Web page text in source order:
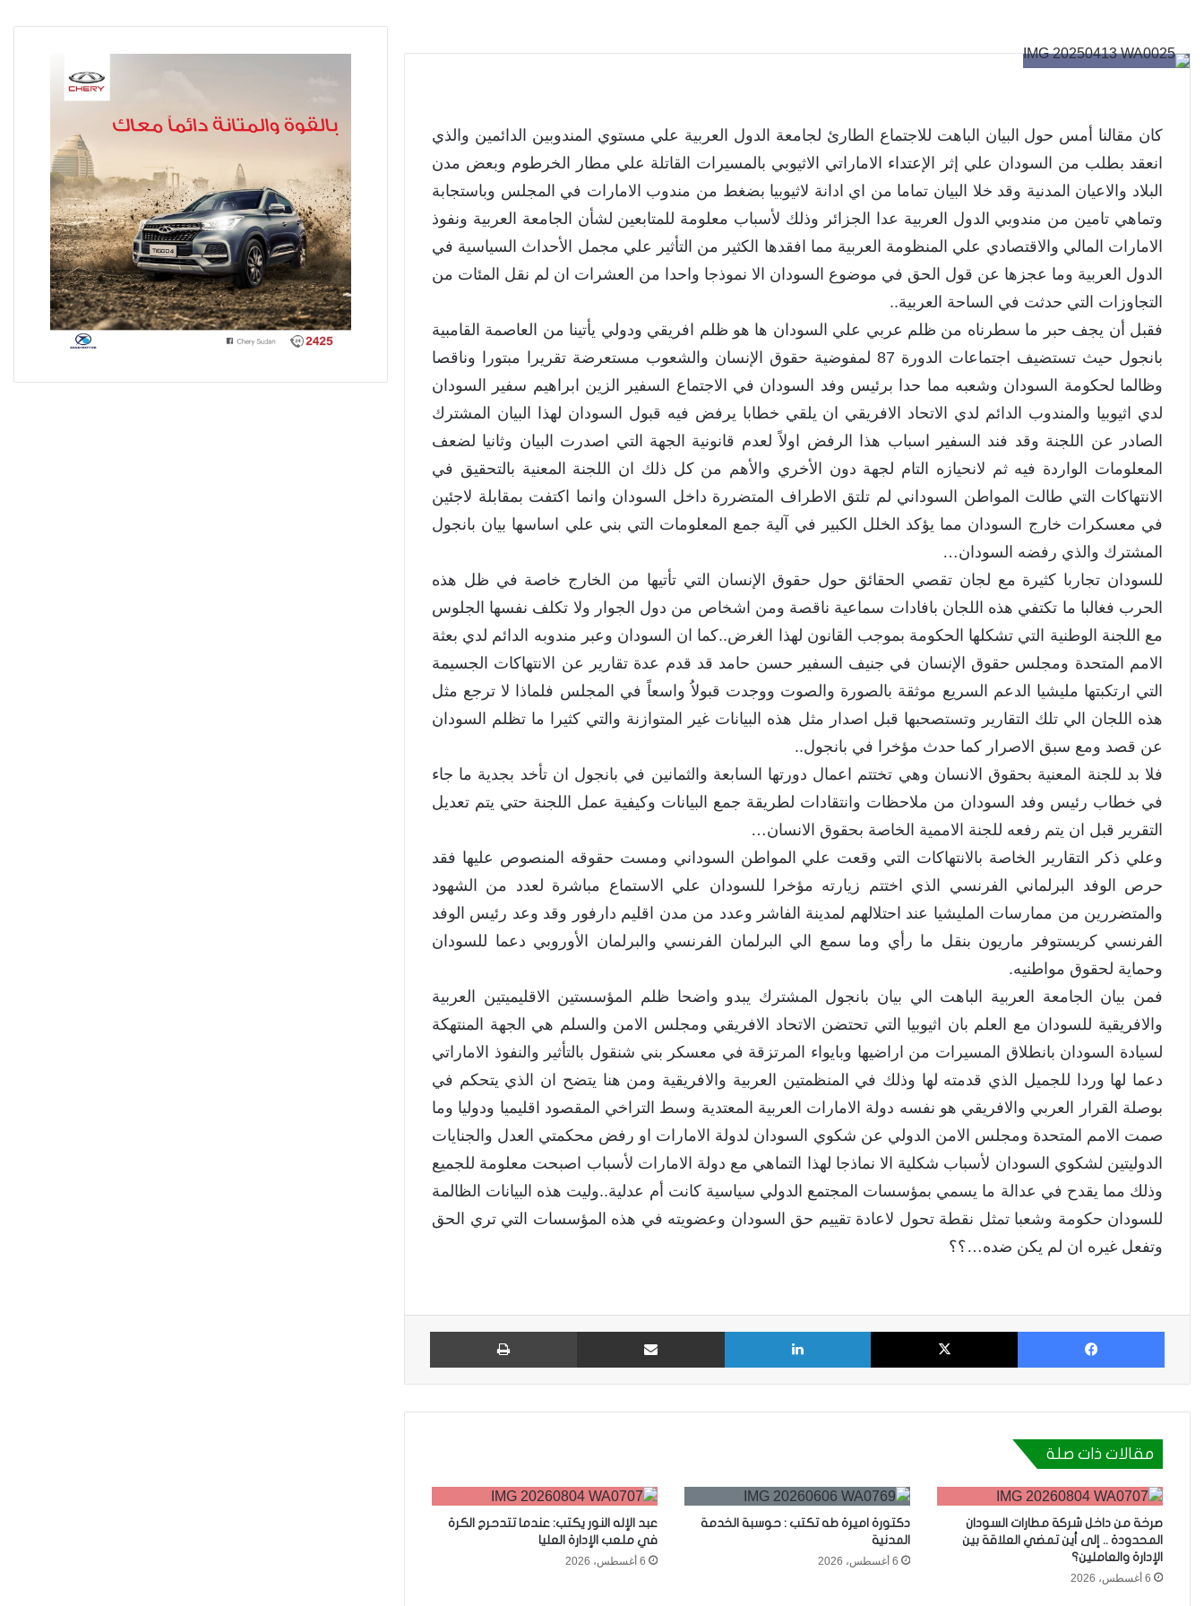
كان مقالنا أمس حول البيان الباهت للاجتماع الطارئ لجامعة الدول العربية علي مستوي المندوبين الدائمين والذي
انعقد بطلب من السودان علي إثر الإعتداء الاماراتي الاثيوبي بالمسيرات القاتلة علي مطار الخرطوم وبعض مدن
البلاد والاعيان المدنية وقد خلا البيان تماما من اي ادانة لاثيوبيا بضغط من مندوب الامارات في المجلس وباستجابة
وتماهي تامين من مندوبي الدول العربية عدا الجزائر وذلك لأسباب معلومة للمتابعين لشأن الجامعة العربية ونفوذ
الامارات المالي والاقتصادي علي المنظومة العربية مما افقدها الكثير من التأثير علي مجمل الأحداث السياسية في
الدول العربية وما عجزها عن قول الحق في موضوع السودان الا نموذجا واحدا من العشرات ان لم نقل المئات من
التجاوزات التي حدثت في الساحة العربية..
فقبل أن يجف حبر ما سطرناه من ظلم عربي علي السودان ها هو ظلم افريقي ودولي يأتينا من العاصمة القامبية
بانجول حيث تستضيف اجتماعات الدورة 87 لمفوضية حقوق الإنسان والشعوب مستعرضة تقريرا مبتورا وناقصا
وظالما لحكومة السودان وشعبه مما حدا برئيس وفد السودان في الاجتماع السفير الزين ابراهيم سفير السودان
لدي اثيوبيا والمندوب الدائم لدي الاتحاد الافريقي ان يلقي خطابا يرفض فيه قبول السودان لهذا البيان المشترك
الصادر عن اللجنة وقد فند السفير اسباب هذا الرفض اولاً لعدم قانونية الجهة التي اصدرت البيان وثانيا لضعف
المعلومات الواردة فيه ثم لانحيازه التام لجهة دون الأخري والأهم من كل ذلك ان اللجنة المعنية بالتحقيق في
الانتهاكات التي طالت المواطن السوداني لم تلتق الاطراف المتضررة داخل السودان وانما اكتفت بمقابلة لاجئين
في معسكرات خارج السودان مما يؤكد الخلل الكبير في آلية جمع المعلومات التي بني علي اساسها بيان بانجول
المشترك والذي رفضه السودان…
للسودان تجاربا كثيرة مع لجان تقصي الحقائق حول حقوق الإنسان التي تأتيها من الخارج خاصة في ظل هذه
الحرب فغالبا ما تكتفي هذه اللجان بافادات سماعية ناقصة ومن اشخاص من دول الجوار ولا تكلف نفسها الجلوس
مع اللجنة الوطنية التي تشكلها الحكومة بموجب القانون لهذا الغرض..كما ان السودان وعبر مندوبه الدائم لدي بعثة
الامم المتحدة ومجلس حقوق الإنسان في جنيف السفير حسن حامد قد قدم عدة تقارير عن الانتهاكات الجسيمة
التي ارتكبتها مليشيا الدعم السريع موثقة بالصورة والصوت ووجدت قبولاُ واسعاً في المجلس فلماذا لا ترجع مثل
هذه اللجان الي تلك التقارير وتستصحبها قبل اصدار مثل هذه البيانات غير المتوازنة والتي كثيرا ما تظلم السودان
عن قصد ومع سبق الاصرار كما حدث مؤخرا في بانجول..
فلا بد للجنة المعنية بحقوق الانسان وهي تختتم اعمال دورتها السابعة والثمانين في بانجول ان تأخد بجدية ما جاء
في خطاب رئيس وفد السودان من ملاحظات وانتقادات لطريقة جمع البيانات وكيفية عمل اللجنة حتي يتم تعديل
التقرير قبل ان يتم رفعه للجنة الاممية الخاصة بحقوق الانسان…
وعلي ذكر التقارير الخاصة بالانتهاكات التي وقعت علي المواطن السوداني ومست حقوقه المنصوص عليها فقد
حرص الوفد البرلماني الفرنسي الذي اختتم زيارته مؤخرا للسودان علي الاستماع مباشرة لعدد من الشهود
والمتضررين من ممارسات المليشيا عند احتلالهم لمدينة الفاشر وعدد من مدن اقليم دارفور وقد وعد رئيس الوفد
الفرنسي كريستوفر ماريون بنقل ما رأي وما سمع الي البرلمان الفرنسي والبرلمان الأوروبي دعما للسودان
وحماية لحقوق مواطنيه.
فمن بيان الجامعة العربية الباهت الي بيان بانجول المشترك يبدو واضحا ظلم المؤسستين الاقليميتين العربية
والافريقية للسودان مع العلم بان اثيوبيا التي تحتضن الاتحاد الافريقي ومجلس الامن والسلم هي الجهة المنتهكة
لسيادة السودان بانطلاق المسيرات من اراضيها وبايواء المرتزقة في معسكر بني شنقول بالتأثير والنفوذ الاماراتي
دعما لها وردا للجميل الذي قدمته لها وذلك في المنظمتين العربية والافريقية ومن هنا يتضح ان الذي يتحكم في
بوصلة القرار العربي والافريقي هو نفسه دولة الامارات العربية المعتدية وسط التراخي المقصود اقليميا ودوليا وما
صمت الامم المتحدة ومجلس الامن الدولي عن شكوي السودان لدولة الامارات او رفض محكمتي العدل والجنايات
الدوليتين لشكوي السودان لأسباب شكلية الا نماذجا لهذا التماهي مع دولة الامارات لأسباب اصبحت معلومة للجميع
وذلك مما يقدح في عدالة ما يسمي بمؤسسات المجتمع الدولي سياسية كانت أم عدلية..وليت هذه البيانات الظالمة
للسودان حكومة وشعبا تمثل نقطة تحول لاعادة تقييم حق السودان وعضويته في هذه المؤسسات التي تري الحق
وتفعل غيره ان لم يكن ضده…؟؟
فيسبوك X لينكدإن مشاركة عبر البريد طباعة
مقالات ذات صلة
صرخة من داخل شركة مطارات السودان
المحدودة .. إلى أين تمضي العلاقة بين
الإدارة والعاملين؟
6 أغسطس، 2026
دكتورة اميرة طه تكتب : حوسبة الخدمة
المدنية
6 أغسطس، 2026
عبد الإله النور يكتب: عندما تتدحرج الكرة
في ملعب الإدارة العليا
6 أغسطس، 2026